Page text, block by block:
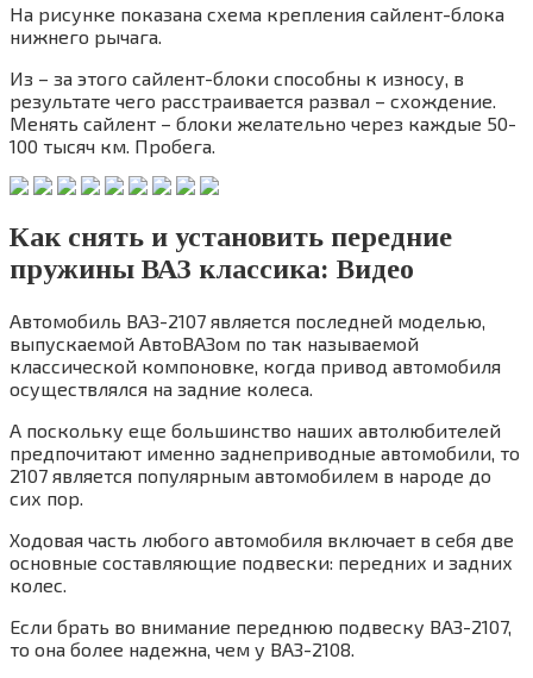
На рисунке показана схема крепления сайлент-блока
нижнего рычага.
Из – за этого сайлент-блоки способны к износу, в
результате чего расстраивается развал – схождение.
Менять сайлент – блоки желательно через каждые 50-
100 тысяч км. Пробега.
Как снять и установить передние
пружины ВАЗ классика: Видео
Автомобиль ВАЗ-2107 является последней моделью,
выпускаемой АвтоВАЗом по так называемой
классической компоновке, когда привод автомобиля
осуществлялся на задние колеса.
А поскольку еще большинство наших автолюбителей
предпочитают именно заднеприводные автомобили, то
2107 является популярным автомобилем в народе до
сих пор.
Ходовая часть любого автомобиля включает в себя две
основные составляющие подвески: передних и задних
колес.
Если брать во внимание переднюю подвеску ВАЗ-2107,
то она более надежна, чем у ВАЗ-2108.